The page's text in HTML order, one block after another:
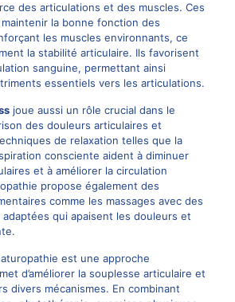
des articulations et des muscles. Ces
la bonne fonction des
les muscles environnants, ce
la stabilité articulaire. Ils favorisent
sanguine, permettant ainsi
essentiels vers les articulations.
joue aussi un rôle crucial dans le
des douleurs articulaires et
de relaxation telles que la
consciente aident à diminuer
et à améliorer la circulation
propose également des
comme les massages avec des
qui apaisent les douleurs et
est une approche
d’améliorer la souplesse articulaire et
divers mécanismes. En combinant